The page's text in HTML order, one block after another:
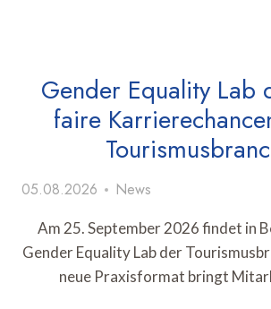
Gender Equality Lab
faire
05.08.2026 News
Am 25. September 2026 findet in
Gender Equality Lab der
neue Praxisformat bringt